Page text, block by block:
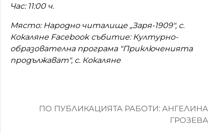
Час: 11:00 ч.
Място: Народно читалище „Заря-1909", с.
Кокаляне Facebook събитие: Културно-
образователна програма "Приключенията
продължават", с. Кокаляне
ПО ПУБЛИКАЦИЯТА РАБОТИ: АНГЕЛИНА
ГРОЗЕВА